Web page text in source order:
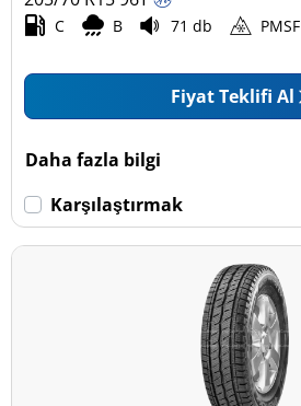
C B 71 db PMSF
Fiyat Teklifi Al
Daha fazla bilgi
Karşılaştırmak